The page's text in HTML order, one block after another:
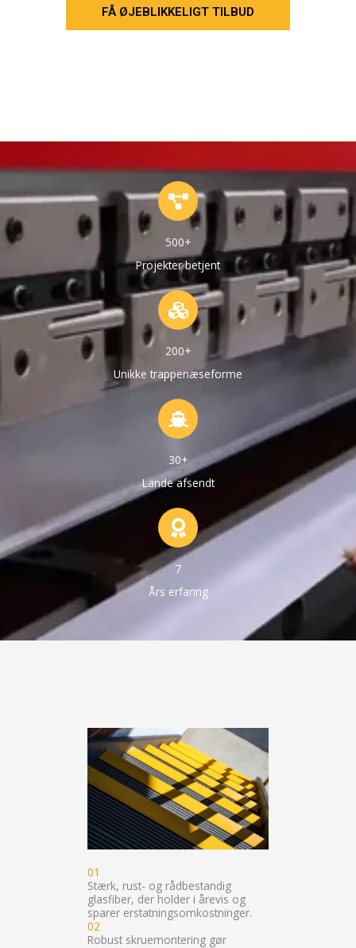
FÅ ØJEBLIKKELIGT TILBUD
500+
Projekter betjent
200+
Unikke trappenæseforme
30+
Lande afsendt
7
Års erfaring
01
Stærk, rust- og rådbestandig
glasfiber, der holder i årevis og
sparer erstatningsomkostninger.
02
Robust skruemontering gør